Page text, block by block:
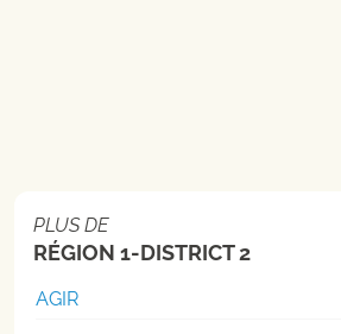
PLUS DE
RÉGION 1-DISTRICT 2
AGIR